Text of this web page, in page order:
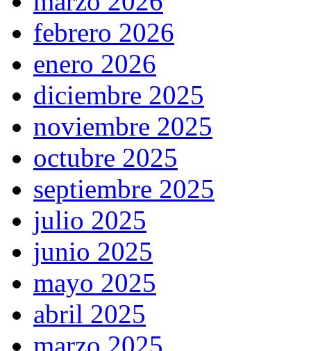
febrero 2026
enero 2026
diciembre 2025
noviembre 2025
octubre 2025
septiembre 2025
julio 2025
junio 2025
mayo 2025
abril 2025